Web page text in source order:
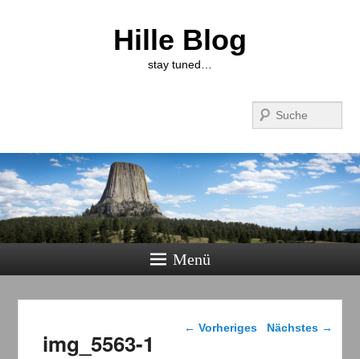
Hille Blog
stay tuned…
Menü
Bilder-Navigation
← Vorheriges Nächstes →
img_5563-1